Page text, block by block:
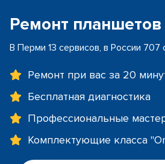
Ремонт
В Перми 13 сервисов, в России 707
Ремонт при вас за 20
Бесплатная диагностика
Профессиональные
Комплектующие класса